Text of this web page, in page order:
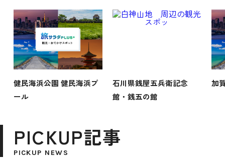
健民海浜公園 健民海浜プ
ール
石川県銭屋五兵衛記念
館・銭五の館
加
PICKUP記事
PICKUP NEWS